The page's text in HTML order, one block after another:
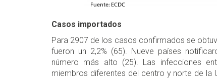
Casos importados
Para 2907 de los casos confirmados se
fueron un 2,2% (65). Nueve países
número más alto (25). Las infecciones
miembros diferentes del centro y norte de la